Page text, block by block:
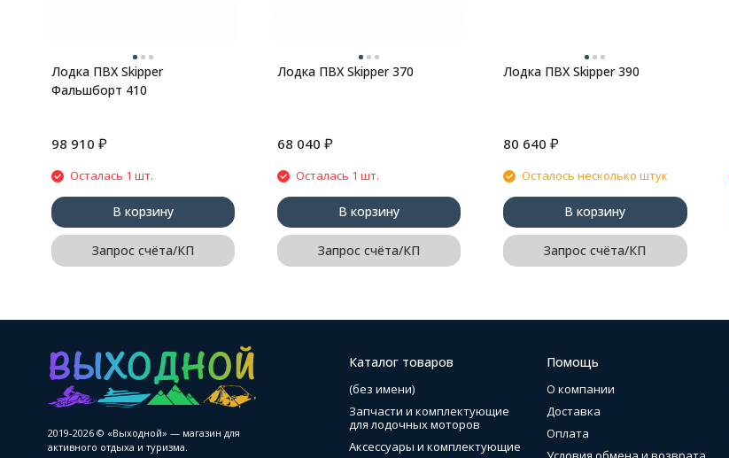
Лодка ПВХ Skipper
Фальшборт 410
98 910 ₽
Осталась 1 шт.
В корзину
Запрос счёта/КП
Лодка ПВХ Skipper 370
68 040 ₽
Осталась 1 шт.
В корзину
Запрос счёта/КП
Лодка ПВХ Skipper 390
80 640 ₽
Осталось несколько штук
В корзину
Запрос счёта/КП
2019-2026 © «Выходной» — магазин для
активного отдыха и туризма.
Каталог товаров
(без имени)
Запчасти и комплектующие
для лодочных моторов
Аксессуары и комплектующие
Помощь
О компании
Доставка
Оплата